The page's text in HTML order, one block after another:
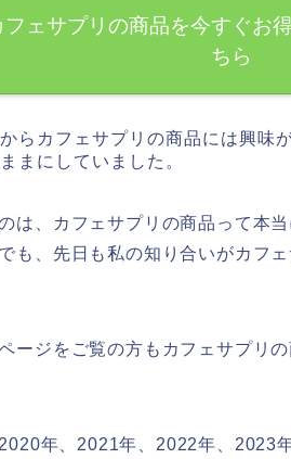
フェサプリの商品を今すぐお
ちら
らカフェサプリの商品には興味
まにしていました。
は、カフェサプリの商品って本
も、先日も私の知り合いがカフ
ージをご覧の方もカフェサプリ
年、2021年、2022年、2023